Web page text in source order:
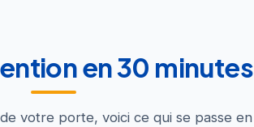
en 30 minutes
votre porte, voici ce qui se passe en